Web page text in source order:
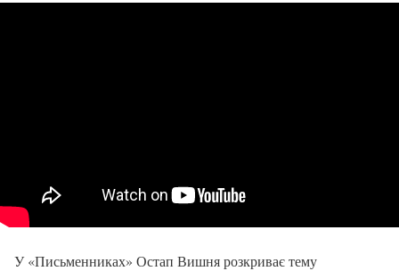
У «Письменниках» Остап Вишня розкриває тему